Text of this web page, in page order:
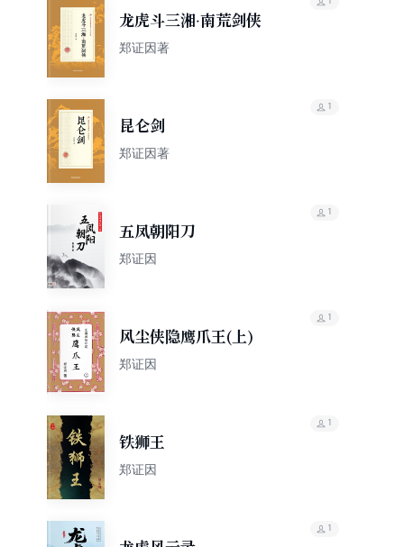
龙虎斗三湘·南荒剑侠
郑证因著
昆仑剑
郑证因著
1
五凤朝阳刀
郑证因
1
风尘侠隐鹰爪王(上)
郑证因
1
铁狮王
郑证因
1
1